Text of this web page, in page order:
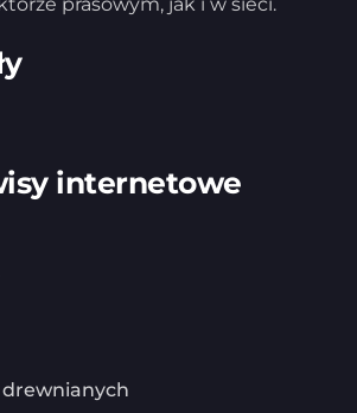
internetowe